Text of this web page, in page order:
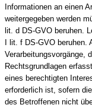
Informationen an einen
weitergegeben werden
lit. d DS-GVO beruhen.
I lit. f DS-GVO beruhen.
Verarbeitungsvorgänge,
Rechtsgrundlagen
eines berechtigten
erforderlich ist, sofern
des Betroffenen nicht